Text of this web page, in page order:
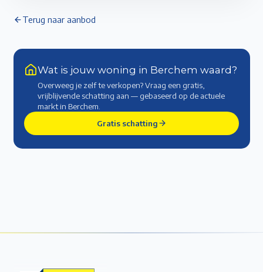
Terug naar aanbod
Wat is jouw woning in Berchem waard?
Overweeg je zelf te verkopen? Vraag een gratis,
vrijblijvende schatting aan — gebaseerd op de actuele
marktin Berchem
Gratis schatting